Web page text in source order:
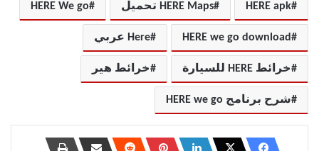
HERE apk HERE Maps تحميل HERE We go
HERE we go download Here عربي
خرائط HERE للسيارة خرائط هير
شرح برنامج HERE we go